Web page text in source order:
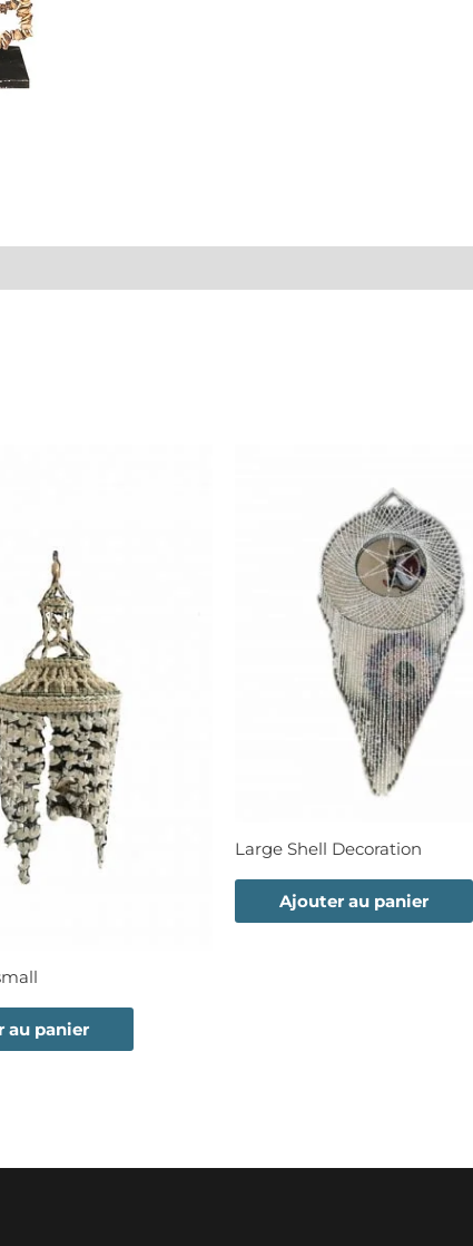
au panier
Large Shell Decoration
Ajouter au panier